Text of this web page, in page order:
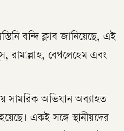
বন্দি ক্লাব জানিয়েছে, এই
রামাল্লাহ, বেথলেহেম এবং
সামরিক অভিযান অব্যাহত
একই সঙ্গে স্থানীয়দের